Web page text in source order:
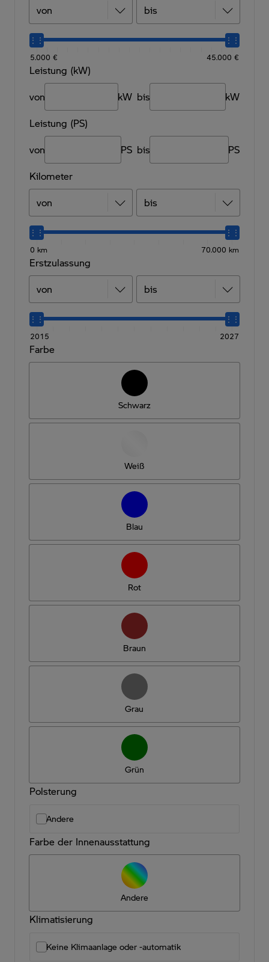
5.000 € 45.000 €
Leistung (kW)
von kW bis kW
Leistung (PS)
von PS bis PS
Kilometer
0 km 70.000 km
Erstzulassung
2015 2027
Farbe
Schwarz
Weiß
Blau
Rot
Braun
Grau
Grün
Polsterung
Andere
Farbe der Innenausstattung
Andere
Klimatisierung
Keine Klimaanlage oder -automatik